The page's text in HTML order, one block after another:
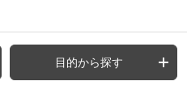
目的から探す